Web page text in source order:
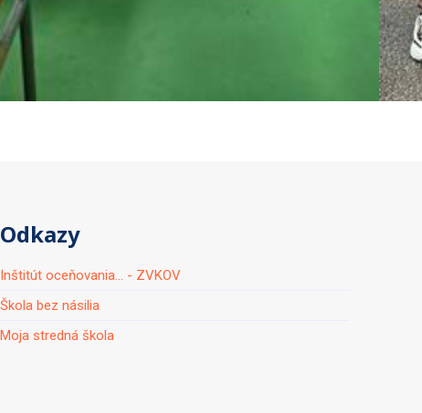
Odkazy
Inštitút oceňovania... - ZVKOV
Škola bez násilia
Moja stredná škola